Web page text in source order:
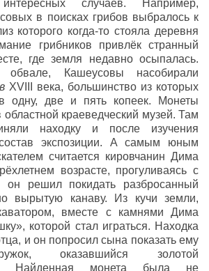
случаев. Например,
в поисках грибов выбралось к
которого когда-то стояла деревня
грибников привлёк странный
где земля недавно осыпалась.
Кашеусовы насобирали
XVIII века, большинство из которых
одну, две и пять копеек. Монеты
краеведческий музей. Там
находку и после изучения
экспозиции. А самым юным
считается кировчанин Дима
возрасте, прогуливаясь с
решил покидать разбросанный
вырытую канаву. Из кучи земли,
вместе с камнями Дима
которой стал играться. Находка
и он попросил сына показать ему
оказавшийся золотой
Найденная монета была не